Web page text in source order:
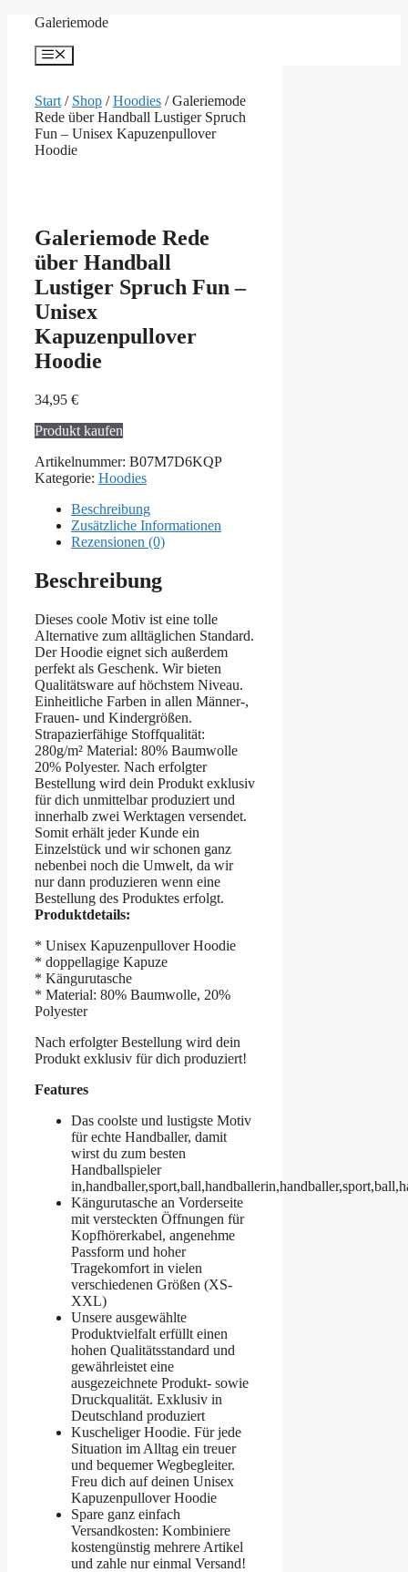
springen
Galeriemode
Menü
Start / Shop /Hoodies / Galeriemode
Rede über Handball Lustiger Spruch
Fun – Unisex Kapuzenpullover
Hoodie
Galeriemode Rede
über Handball
Lustiger Spruch Fun –
Unisex
Kapuzenpullover
Hoodie
34,95 €
Produkt kaufen
Artikelnummer: B07M7D6KQP
Kategorie: Hoodies
Beschreibung
Zusätzliche Informationen
Rezensionen (0)
Beschreibung
Dieses coole Motiv ist eine tolle
Alternative zum alltäglichen Standard.
Der Hoodie eignet sich außerdem
perfekt als Geschenk. Wir bieten
Qualitätsware auf höchstem Niveau.
Einheitliche Farben in allen Männer-,
Frauen- und Kindergrößen.
Strapazierfähige Stoffqualität:
280g/m² Material: 80% Baumwolle
20% Polyester. Nach erfolgter
Bestellung wird dein Produkt exklusiv
für dich unmittelbar produziert und
innerhalb zwei Werktagen versendet.
Somit erhält jeder Kunde ein
Einzelstück und wir schonen ganz
nebenbei noch die Umwelt, da wir
nur dann produzieren wenn eine
Bestellung des Produktes erfolgt.
Produktdetails:
* Unisex Kapuzenpullover Hoodie
* doppellagige Kapuze
* Kängurutasche
* Material: 80% Baumwolle, 20%
Polyester
Nach erfolgter Bestellung wird dein
Produkt exklusiv für dich produziert!
Features
Das coolste und lustigste Motiv
für echte Handballer, damit
wirst du zum besten
Handballspieler
Kängurutasche an Vorderseite
mit versteckten Öffnungen für
Kopfhörerkabel, angenehme
Passform und hoher
Tragekomfort in vielen
verschiedenen Größen (XS-
XXL)
Unsere ausgewählte
Produktvielfalt erfüllt einen
hohen Qualitätsstandard und
gewährleistet eine
ausgezeichnete Produkt- sowie
Druckqualität. Exklusiv in
Deutschland produziert
Kuscheliger Hoodie. Für jede
Situation im Alltag ein treuer
und bequemer Wegbegleiter.
Freu dich auf deinen Unisex
Kapuzenpullover Hoodie
Spare ganz einfach
Versandkosten: Kombiniere
kostengünstig mehrere Artikel
und zahle nur einmal Versand!